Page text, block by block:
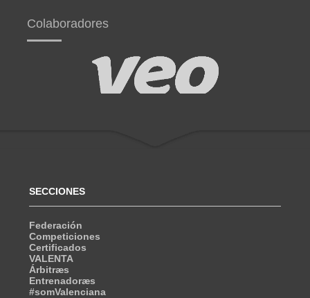
Colaboradores
SECCIONES
Federación
Competiciones
Certificados
VALENTA
Árbitræs
Entrenadoræs
#somValenciana